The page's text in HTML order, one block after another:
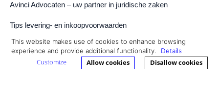
Avinci Advocaten – uw partner in juridische zaken
Tips levering- en inkoopvoorwaarden
Bron vermelding: Nu.nl, Dhr Christiaan Mensink GMW
Advocaten, Maatwerk jurist.
This website makes use of cookies to enhance browsing
experience and provide additional functionality.
Details
Disallow cookies
Allow cookies
Customize